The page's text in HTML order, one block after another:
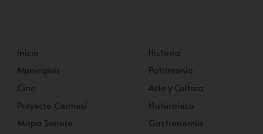
Inicio
Municipios
Cine
Proyecto Carmesí
Mapa Sonoro
Historia
Patrimonio
Arte y Cultura
Naturaleza
Gastronomía